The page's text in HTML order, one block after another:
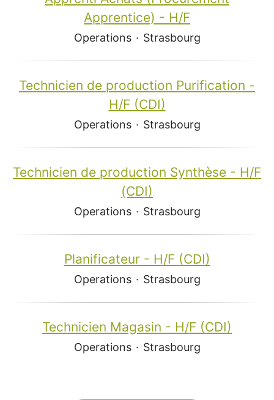
Apprentice) - H/F
Operations · Strasbourg
Technicien de production Purification -
H/F (CDI)
Operations · Strasbourg
Technicien de production Synthèse - H/F
(CDI)
Operations · Strasbourg
Planificateur - H/F (CDI)
Operations · Strasbourg
Technicien Magasin - H/F (CDI)
Operations · Strasbourg